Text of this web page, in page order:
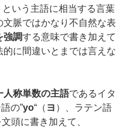
という主語に相当する言葉
脈ではかなり不自然な表
強調する意味で書き加えて
的に間違いとまでは言えな
人称単数の主語であるイタ
の”yo“（ ヨ ）、ラテン語
頭に書き加えて、